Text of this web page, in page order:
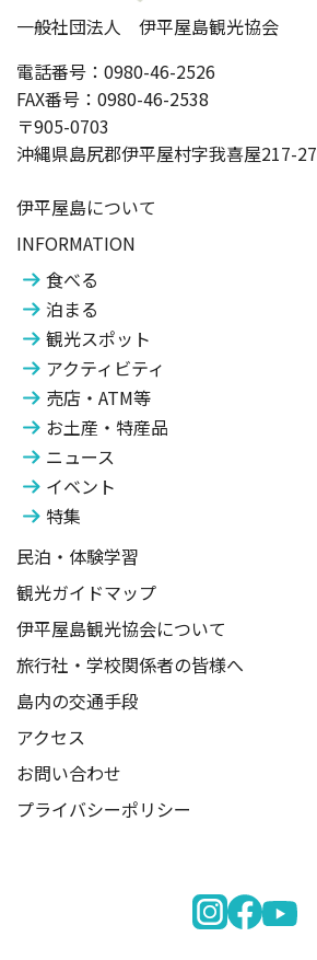
一般社団法人 伊平屋島観光協会
電話番号：0980-46-2526
FAX番号：0980-46-2538
〒905-0703
沖縄県島尻郡伊平屋村字我喜屋217-27
伊平屋島について
INFORMATION
食べる
泊まる
観光スポット
アクティビティ
売店・ATM等
お土産・特産品
ニュース
イベント
特集
民泊・体験学習
観光ガイドマップ
伊平屋島観光協会について
旅行社・学校関係者の皆様へ
島内の交通手段
アクセス
お問い合わせ
プライバシーポリシー